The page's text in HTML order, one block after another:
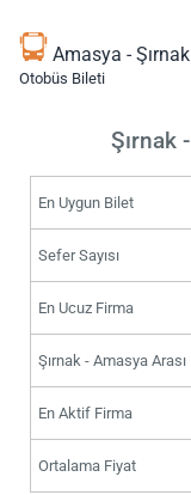
Amasya - Şırnak
Otobüs Bileti
Şırnak
En Uygun Bilet
Sefer Sayısı
En Ucuz Firma
Şırnak - Amasya
En Aktif Firma
Ortalama Fiyat